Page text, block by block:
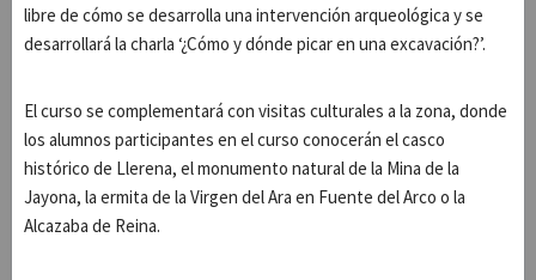
libre de cómo se desarrolla una intervención arqueológica y se
desarrollará la charla ‘¿Cómo y dónde picar en una excavación?’.
El curso se complementará con visitas culturales a la zona, donde
los alumnos participantes en el curso conocerán el casco
histórico de Llerena, el monumento natural de la Mina de la
Jayona, la ermita de la Virgen del Ara en Fuente del Arco o la
Alcazaba de Reina.